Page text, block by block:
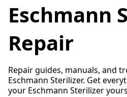
Eschmann
Repair
Repair guides, manuals, and
Eschmann Sterilizer. Get
your Eschmann Sterilizer